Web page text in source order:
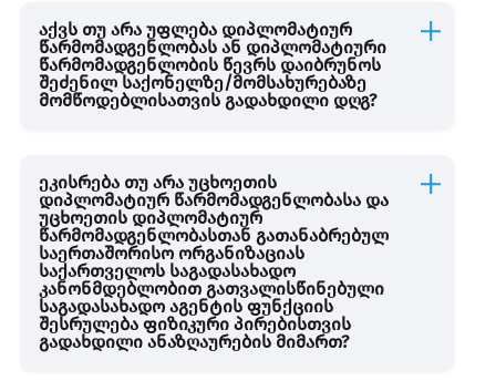
აქვს თუ არა უფლება დიპლომატიურ
წარმომადგენლობას ან დიპლომატიური
წარმომადგენლობის წევრს დაიბრუნოს
შეძენილ საქონელზე/მომსახურებაზე
მომწოდებლისათვის გადახდილი დღგ?
ეკისრება თუ არა უცხოეთის
დიპლომატიურ წარმომადგენლობასა და
უცხოეთის დიპლომატიურ
წარმომადგენლობასთან გათანაბრებულ
საერთაშორისო ორგანიზაციას
საქართველოს საგადასახადო
კანონმდებლობით გათვალისწინებული
საგადასახადო აგენტის ფუნქციის
შესრულება ფიზიკური პირებისთვის
გადახდილი ანაზღაურების მიმართ?